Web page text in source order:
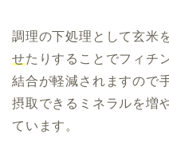
調理の下処理として玄米
せたりすることでフィチ
結合が軽減されますので
摂取できるミネラルを増
ています。